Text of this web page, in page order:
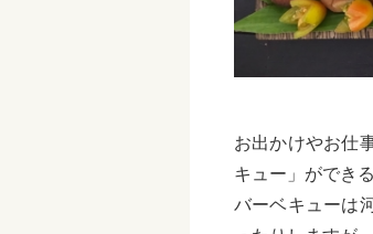
お出かけやお仕
キュー」ができ
バーベキューは